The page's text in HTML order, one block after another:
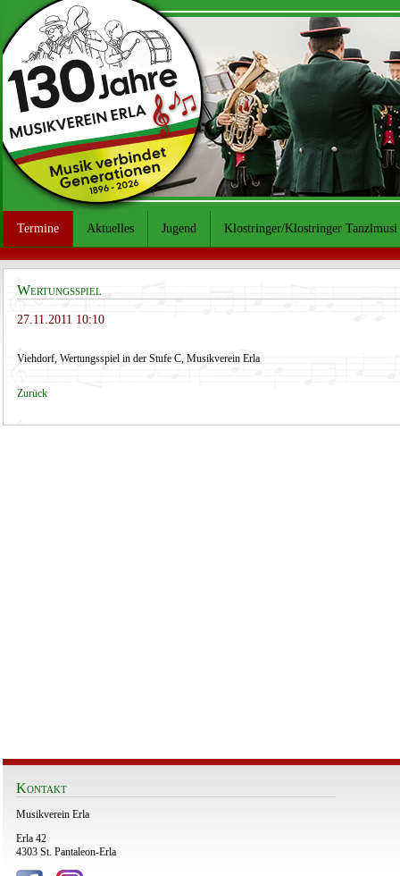
Termine Aktuelles Jugend Klostringer/Klostringer Tanzlmusi
Wertungsspiel
27.11.2011 10:10
Viehdorf, Wertungsspiel in der Stufe C, Musikverein Erla
Zurück
Kontakt
Musikverein Erla
Erla 42
4303 St. Pantaleon-Erla